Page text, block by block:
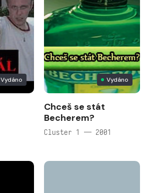
Vydáno Vydáno
Chceš se stát
Becherem?
Cluster 1 — 2001